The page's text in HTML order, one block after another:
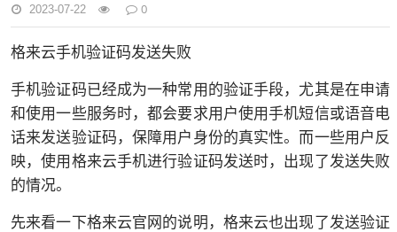
2023-07-22 0
格来云手机验证码发送失败
手机验证码已经成为一种常用的验证手段，尤其是在申请
和使用一些服务时，都会要求用户使用手机短信或语音电
话来发送验证码，保障用户身份的真实性。而一些用户反
映，使用格来云手机进行验证码发送时，出现了发送失败
的情况。
先来看一下格来云官网的说明，格来云也出现了发送验证